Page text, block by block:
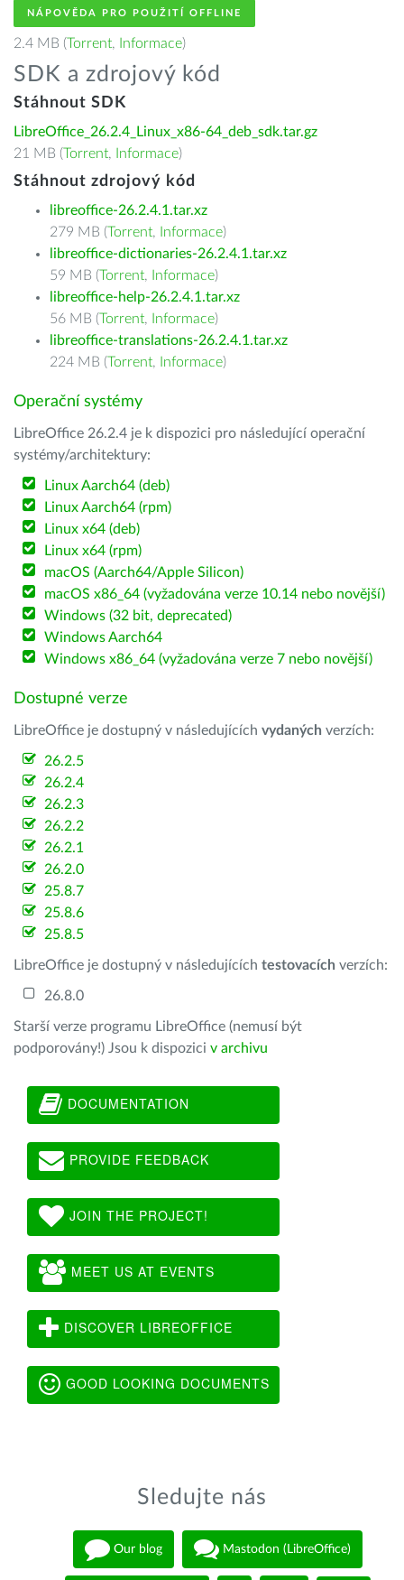
NÁPOVĚDA PRO POUŽITÍ OFFLINE
2.4 MB (Torrent, Informace)
SDK a zdrojový kód
Stáhnout SDK
LibreOffice_26.2.4_Linux_x86-64_deb_sdk.tar.gz
21 MB (Torrent, Informace)
Stáhnout zdrojový kód
libreoffice-26.2.4.1.tar.xz
279 MB (Torrent, Informace)
libreoffice-dictionaries-26.2.4.1.tar.xz
59 MB (Torrent, Informace)
libreoffice-help-26.2.4.1.tar.xz
56 MB (Torrent, Informace)
libreoffice-translations-26.2.4.1.tar.xz
224 MB (Torrent, Informace)
Operační systémy
LibreOffice 26.2.4 je k dispozici pro následující operační
systémy/architektury:
Linux Aarch64 (deb)
Linux Aarch64 (rpm)
Linux x64 (deb)
Linux x64 (rpm)
macOS (Aarch64/Apple Silicon)
macOS x86_64 (vyžadována verze 10.14 nebo novější)
Windows (32 bit, deprecated)
Windows Aarch64
Windows x86_64 (vyžadována verze 7 nebo novější)
Dostupné verze
LibreOffice je dostupný v následujících vydaných verzích:
26.2.5
26.2.4
26.2.3
26.2.2
26.2.1
26.2.0
25.8.7
25.8.6
25.8.5
LibreOffice je dostupný v následujících testovacích verzích:
26.8.0
Starší verze programu LibreOffice (nemusí být
podporovány!) Jsou k dispozici v archivu
DOCUMENTATION
PROVIDE FEEDBACK
JOIN THE PROJECT!
MEET US AT EVENTS
DISCOVER LIBREOFFICE
GOOD LOOKING DOCUMENTS
Sledujte nás
Our blog Mastodon (LibreOffice)